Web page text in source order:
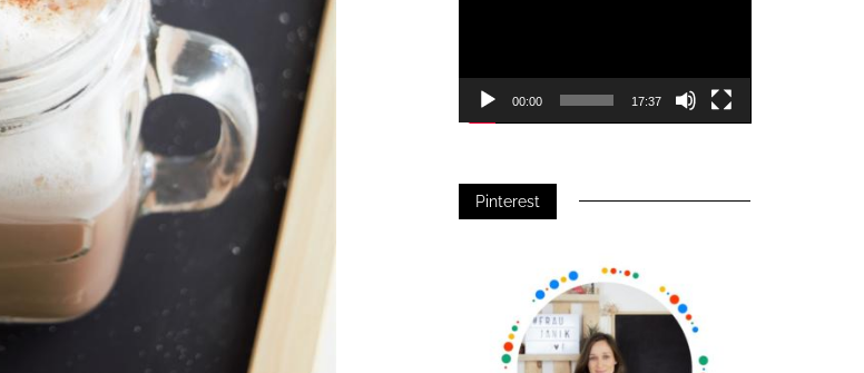
00:00 17:37
Pinterest